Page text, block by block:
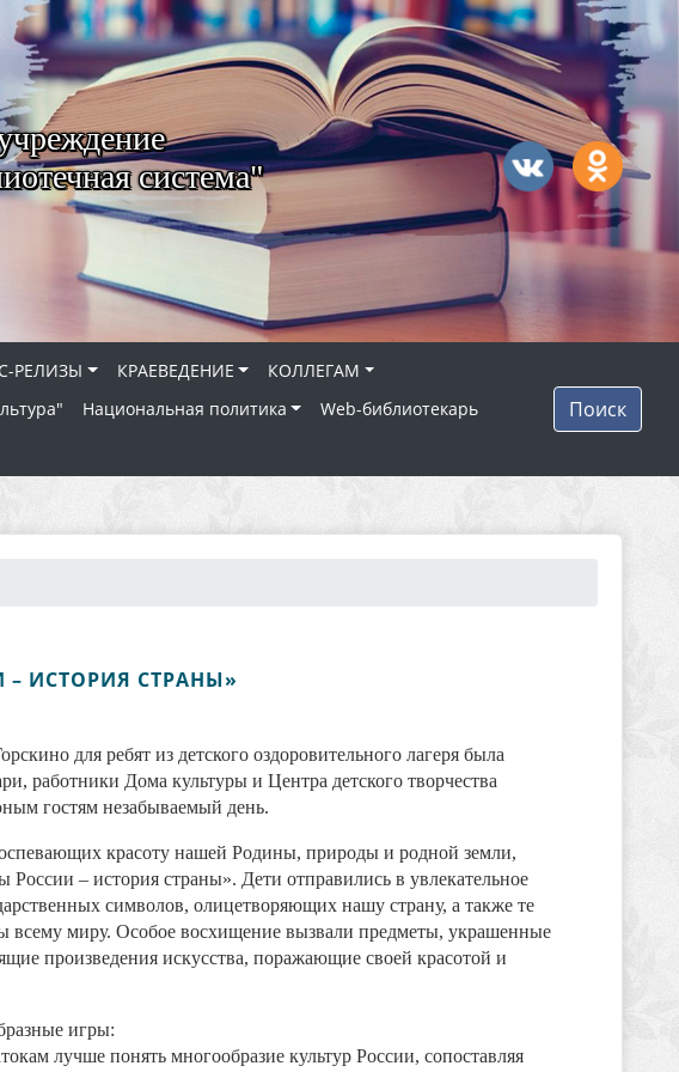
система"
РЕЛИЗЫ КРАЕВЕДЕНИЕ
КОЛЛЕГАМ
Национальная политика
Web-библиотекарь
Поиск
ИСТОРИЯ СТРАНЫ»
для ребят из детского оздоровительного лагеря была
работники Дома культуры и Центра детского творчества
гостям незабываемый день.
красоту нашей Родины, природы и родной земли,
России – история страны». Дети отправились в увлекательное
символов, олицетворяющих нашу страну, а также те
всему миру. Особое восхищение вызвали предметы, украшенные
произведения искусства, поражающие своей красотой и
игры:
лучше понять многообразие культур России, сопоставляя